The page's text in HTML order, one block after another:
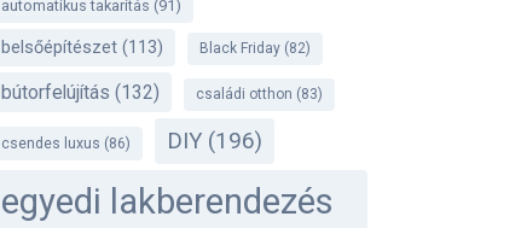
automatikus takarítás (91)
belsőépítészet(113) Black Friday(82)
bútorfelújítás (132) családi otthon (83)
csendes luxus (86) DIY(196)
egyedi lakberendezés